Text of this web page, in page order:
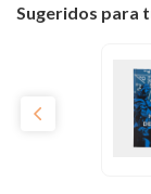
Sugeridos para